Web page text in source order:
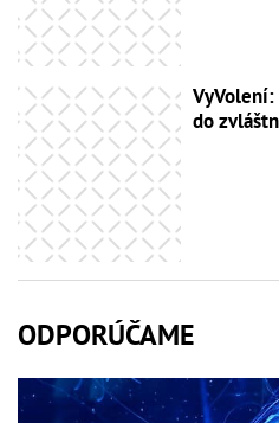
VyVolení:
do
ODPORÚČAME